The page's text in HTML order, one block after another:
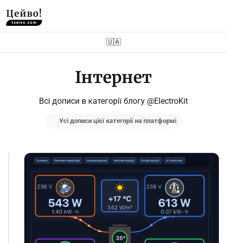
Цейво!
tseivo.com
🇺🇦
Інтернет
Всі дописи в категорії блогу @ElectroKit
Усі дописи цієї категорії на платформі